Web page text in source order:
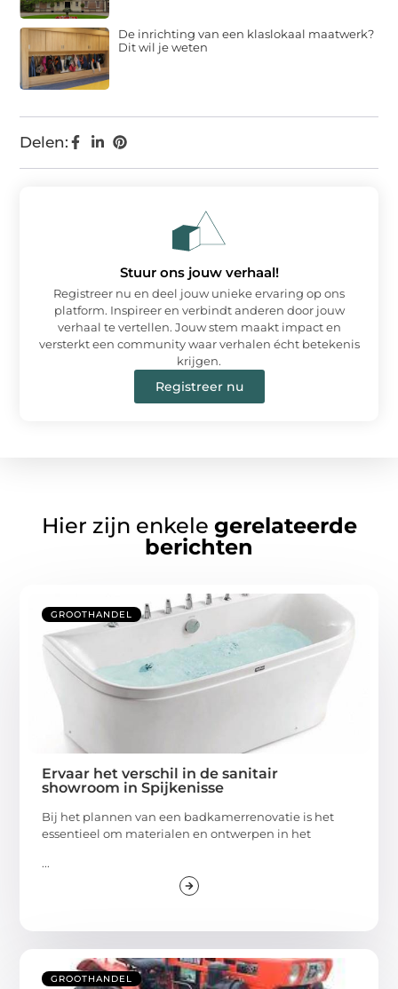
Delen:
De inrichting van een klaslokaal maatwerk?
Dit wil je weten
Stuur ons jouw verhaal!
Registreer nu en deel jouw unieke ervaring op ons
platform. Inspireer en verbindt anderen door jouw
verhaal te vertellen. Jouw stem maakt impact en
versterkt een community waar verhalen écht betekenis
krijgen.
Registreer nu
Hier zijn enkele gerelateerde
berichten
GROOTHANDEL
Ervaar het verschil in de sanitair
showroom in Spijkenisse
Bij het plannen van een badkamerrenovatie is het
essentieel om materialen en ontwerpen in het
...
GROOTHANDEL